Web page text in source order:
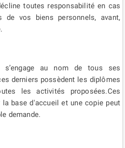
toutes responsabilité en cas
de vos biens personnels, avant,
s’engage au nom de tous ses
derniers possèdent les diplômes
les activités proposées.Ces
base d'accueil et une copie peut
demande.